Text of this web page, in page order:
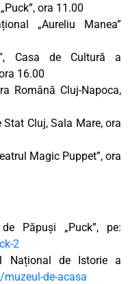
ora 11.00
„Aureliu Manea”
Casa de Cultură a
16.00
Română Cluj-Napoca,
Cluj, Sala Mare, ora
Magic Puppet”, ora
Păpuși „Puck”, pe:
2
Național de Istorie a
de-acasa